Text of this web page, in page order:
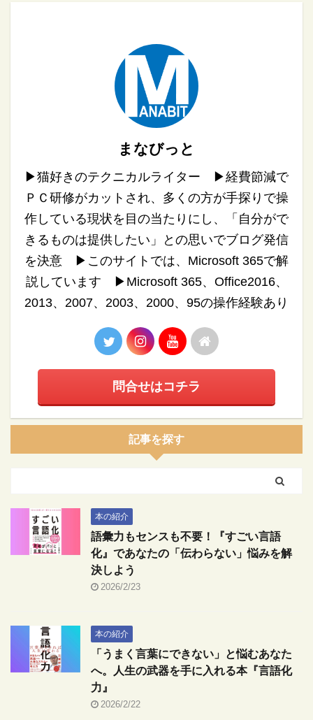
まなびっと
▶︎猫好きのテクニカルライター ▶︎経費節減で
ＰＣ研修がカットされ、多くの方が手探りで操
作している現状を目の当たりにし、「自分がで
きるものは提供したい」との思いでブログ発信
を決意 ▶︎このサイトでは、Microsoft 365で解
説しています ▶︎Microsoft 365、Office2016、
2013、2007、2003、2000、95の操作経験あり
問合せはコチラ
記事を探す
本の紹介
語彙力もセンスも不要！『すごい言語
化』であなたの「伝わらない」悩みを解
決しよう
2026/2/23
本の紹介
「うまく言葉にできない」と悩むあなた
へ。人生の武器を手に入れる本『言語化
力』
2026/2/22